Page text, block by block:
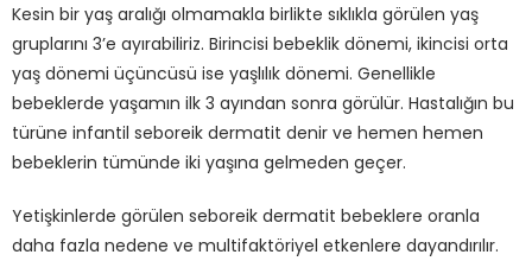
Kesin bir yaş aralığı olmamakla birlikte sıklıkla görülen yaş
gruplarını 3’e ayırabiliriz. Birincisi bebeklik dönemi, ikincisi orta
yaş dönemi üçüncüsü ise yaşlılık dönemi. Genellikle
bebeklerde yaşamın ilk 3 ayından sonra görülür. Hastalığın bu
türüne infantil seboreik dermatit denir ve hemen hemen
bebeklerin tümünde iki yaşına gelmeden geçer.
Yetişkinlerde görülen seboreik dermatit bebeklere oranla
daha fazla nedene ve multifaktöriyel etkenlere dayandırılır.